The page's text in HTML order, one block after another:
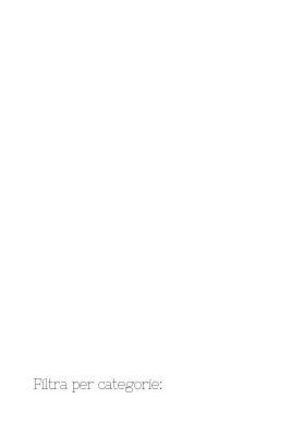
Filtra per categorie: